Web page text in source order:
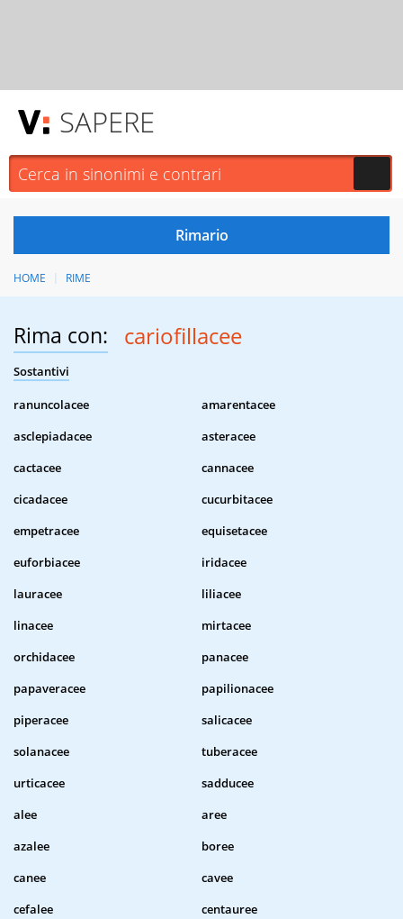
SAPERE
HOME RIME
Rima con: cariofillacee
Sostantivi
ranuncolacee
amarentacee
asclepiadacee
asteracee
cactacee
cannacee
cicadacee
cucurbitacee
empetracee
equisetacee
euforbiacee
iridacee
lauracee
liliacee
linacee
mirtacee
orchidacee
panacee
papaveracee
papilionacee
piperacee
salicacee
solanacee
tuberacee
urticacee
sadducee
alee
aree
azalee
boree
canee
cavee
cefalee
centauree